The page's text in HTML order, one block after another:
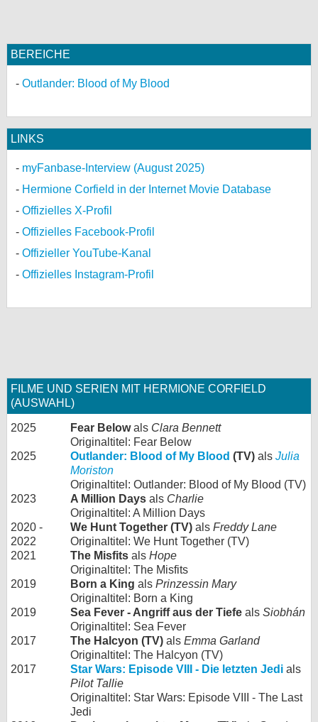
BEREICHE
Outlander: Blood of My Blood
LINKS
myFanbase-Interview (August 2025)
Hermione Corfield in der Internet Movie Database
Offizielles X-Profil
Offizielles Facebook-Profil
Offizieller YouTube-Kanal
Offizielles Instagram-Profil
FILME UND SERIEN MIT HERMIONE CORFIELD
(AUSWAHL)
2025 Fear Belowals Clara Bennett
Originaltitel: Fear Below
2025
Outlander: Blood of My Blood (TV) als Julia
Moriston
Originaltitel: Outlander: Blood of My Blood (TV)
2023
A Million Days als Charlie
Originaltitel: A Million Days
2020 -
2022
We Hunt Together (TV) als Freddy Lane
Originaltitel: We Hunt Together (TV)
2021
The Misfits als Hope
Originaltitel: The Misfits
2019
Born a King als Prinzessin Mary
Originaltitel: Born a King
2019
Sea Fever - Angriff aus der Tiefe als Siobhán
Originaltitel: Sea Fever
2017
The Halcyon (TV) als Emma Garland
Originaltitel: The Halcyon (TV)
2017
Star Wars: Episode VIII - Die letzten Jedi als
Pilot Tallie
Originaltitel: Star Wars: Episode VIII - The Last
Jedi